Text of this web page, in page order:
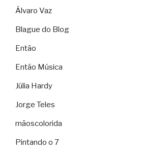
Álvaro Vaz
Blague do Blog
Então
Então Música
Júlia Hardy
Jorge Teles
mãoscolorida
Pintando o 7